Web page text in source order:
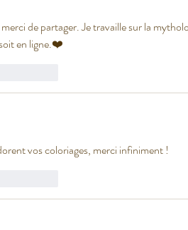
de partager. Je travaille sur la
soit en ligne.❤️
vos coloriages, merci infiniment !